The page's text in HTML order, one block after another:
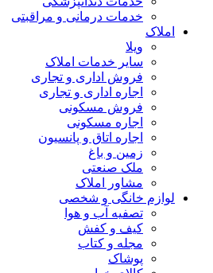
خدمات درمانی و مراقبتی
املاک
ویلا
سایر خدمات املاک
فروش اداری و تجاری
اجاره اداری و تجاری
فروش مسکونی
اجاره مسکونی
اجاره اتاق و پانسیون
زمین و باغ
ملک صنعتی
مشاور املاک
لوازم خانگی و شخصی
تصفیه آب و هوا
کیف و کفش
مجله و کتاب
پوشاک